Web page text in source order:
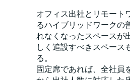
オフィス出社とリモート
るハイブリッドワークの
れなくなったスペースが
しく追設すべきスペース
る。
固定席であれば、全社員